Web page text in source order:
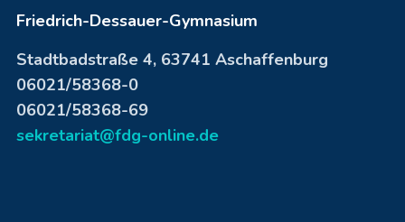
Friedrich-Dessauer-Gymnasium
Stadtbadstraße 4, 63741 Aschaffenburg
06021/58368-0
06021/58368-69
sekretariat@fdg-online.de